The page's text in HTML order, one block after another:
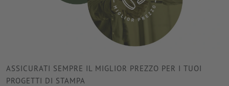
ASSICURATI SEMPRE IL MIGLIOR PREZZO PER I TUOI
PROGETTI DI STAMPA